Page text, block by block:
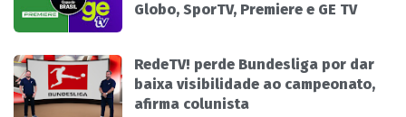
Globo, SporTV, Premiere e GE TV
RedeTV! perde Bundesliga por dar
baixa visibilidade ao campeonato,
afirma colunista